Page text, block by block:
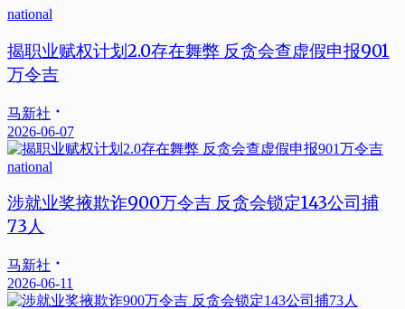
national
揭职业赋权计划2.0存在舞弊 反贪会查虚假申报901
万令吉
马新社
2026-06-07
national
涉就业奖掖欺诈900万令吉 反贪会锁定143公司捕
73人
马新社
2026-06-11